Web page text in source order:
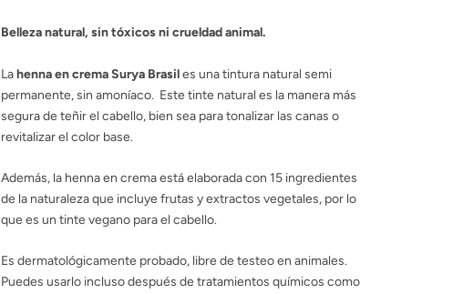
Belleza natural, sin tóxicos ni crueldad animal.
Lahenna en crema Surya Brasiles una tintura natural semi
permanente, sin amoníaco. Este tinte natural es la manera más
segura de teñir el cabello, bien sea para tonalizar las canas o
revitalizar el color base.
Además, la henna en crema está elaborada con 15 ingredientes
de la naturaleza que incluye frutas y extractos vegetales, por lo
que es un tinte vegano para el cabello.
Es dermatológicamente probado, libre de testeo en animales.
Puedes usarlo incluso después de tratamientos químicos como